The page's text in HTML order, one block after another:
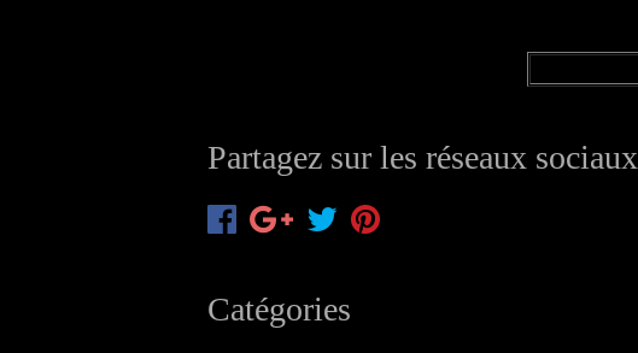
Partagez sur les réseaux sociaux
Catégories